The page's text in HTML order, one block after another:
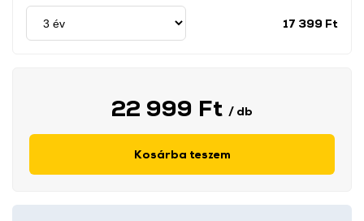
17 399 Ft
22 999 Ft / db
Kosárba teszem